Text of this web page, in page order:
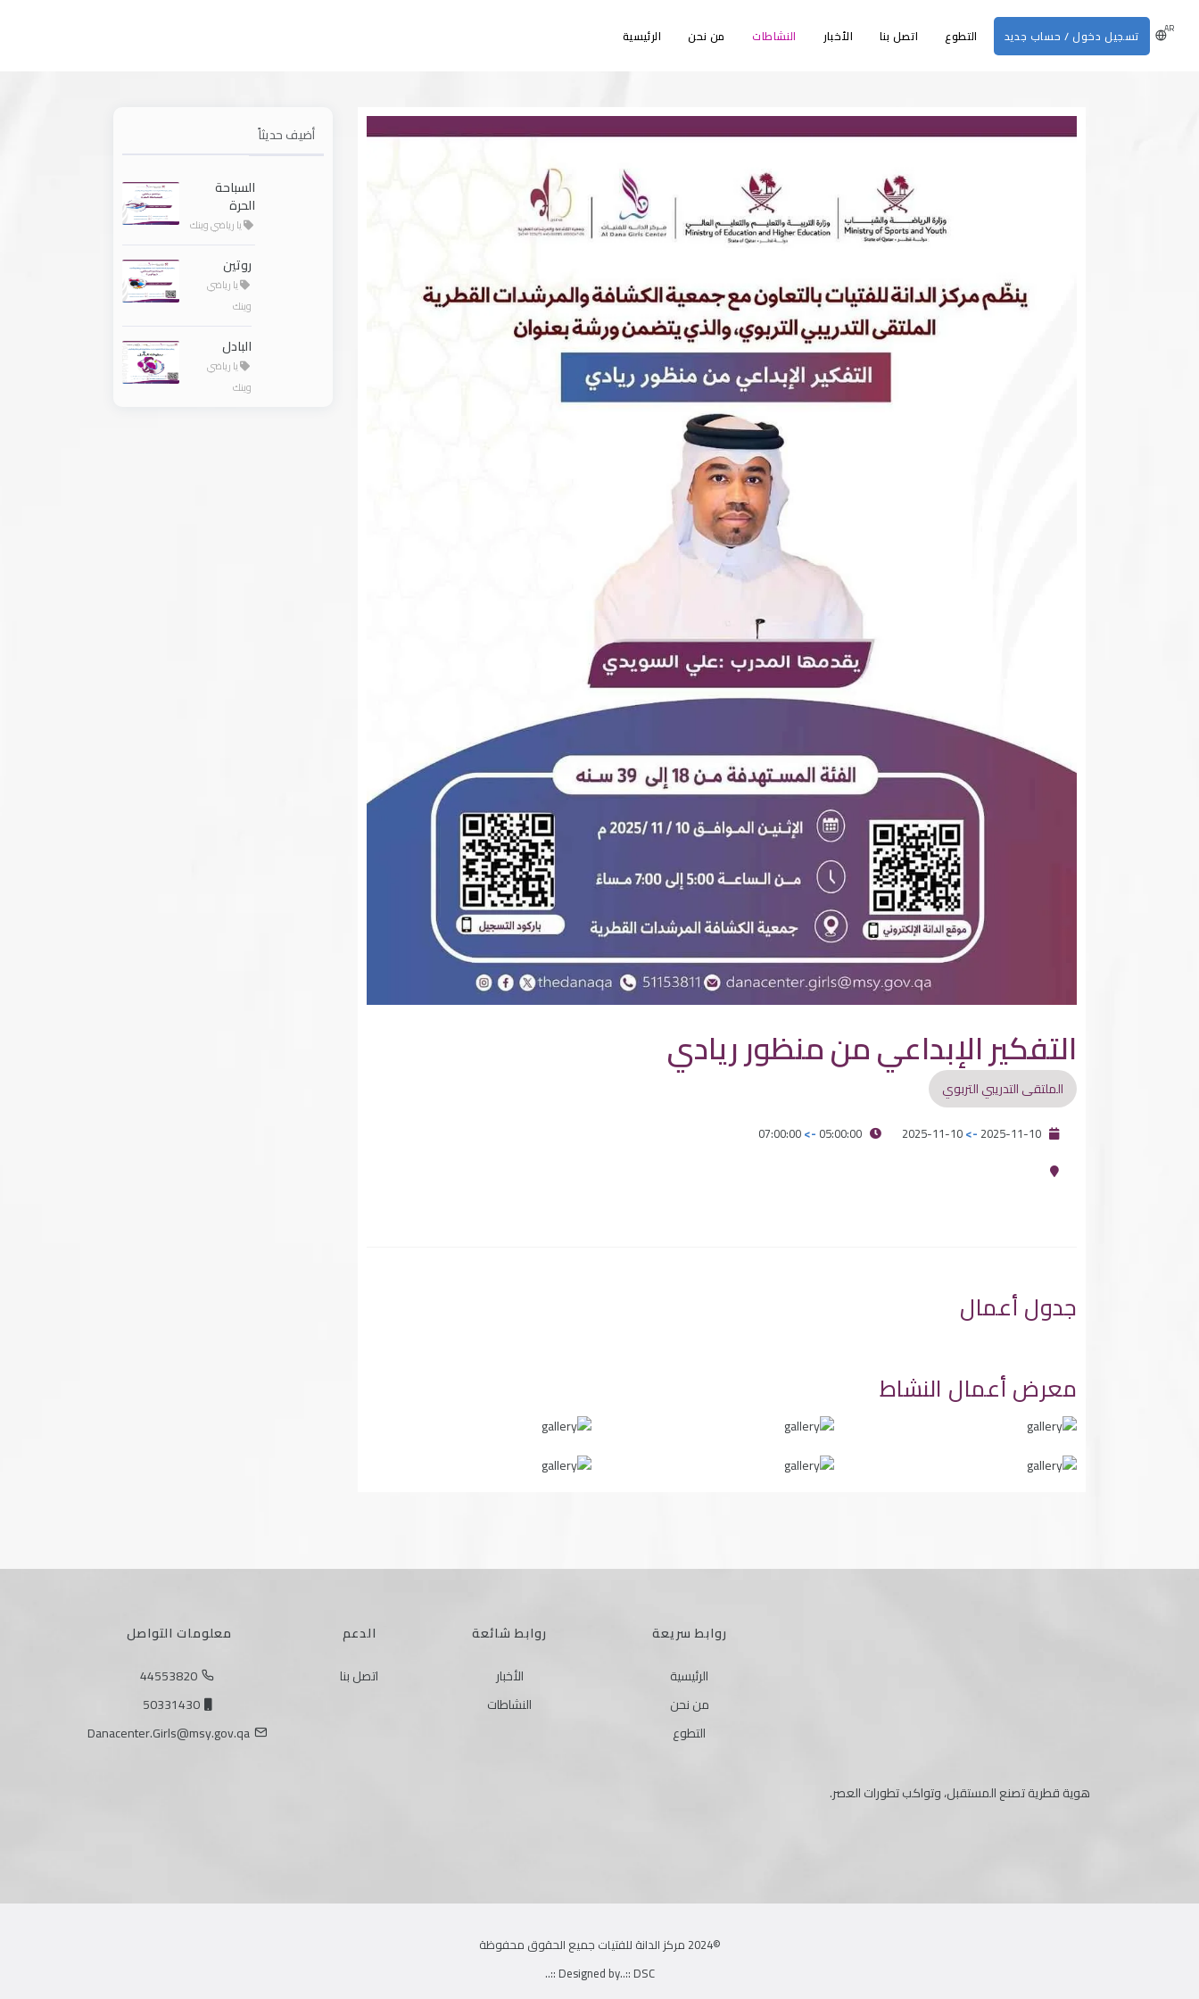
AR الرئيسية من نحن النشاطات الأخبار اتصل بنا التطوع تسجيل دخول / حساب جديد
التفكير الإبداعي من منظور ريادي
الملتقى التدريبي التربوي
->
->
جدول أعمال
معرض أعمال النشاط
أضيف حديثاً
السباحة
الحرة
يا رياضي وينك
روتين
يا رياضي
وينك
البادل
يا رياضي
وينك
هوية قطرية تصنع المستقبل، وتواكب تطورات العصر.
روابط سريعة
الرئيسية
من نحن
التطوع
روابط شائعة
الأخبار
النشاطات
الدعم
اتصل بنا
معلومات التواصل
44553820
50331430
Danacenter.Girls@msy.gov.qa
©2024 مركز الدانة للفتيات جميع الحقوق محفوظة
Designed by..:: DSC ::..